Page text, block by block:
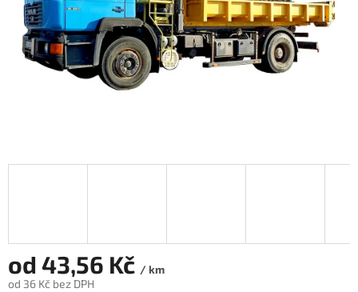
od 43,56 Kč / km
od 36 Kč bez DPH